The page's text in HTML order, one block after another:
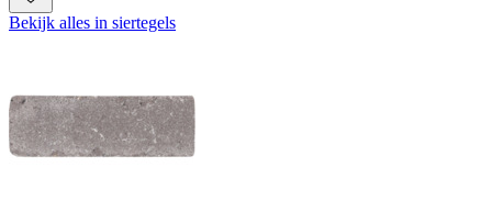
Bekijk alles in siertegels